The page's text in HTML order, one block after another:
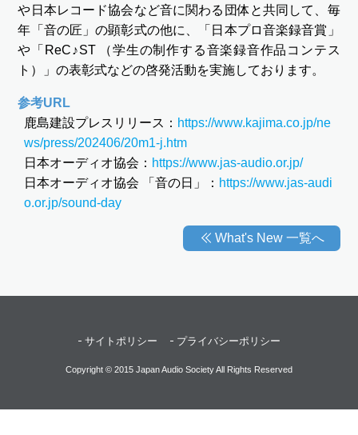
や日本レコード協会など音に関わる団体と共同して、毎
年「音の匠」の顕彰式の他に、「日本プロ音楽録音賞」
や「ReC♪ST （学生の制作する音楽録音作品コンテス
ト）」の表彰式などの啓発活動を実施しております。
参考URL
鹿島建設プレスリリース： https://www.kajima.co.jp/ne
ws/press/202406/20m1-j.htm
日本オーディオ協会： https://www.jas-audio.or.jp/
日本オーディオ協会 「音の日」： https://www.jas-audi
o.or.jp/sound-day
What's New 一覧へ
サイトポリシー プライバシーポリシー
Copyright © 2015 Japan Audio Society All Rights Reserved